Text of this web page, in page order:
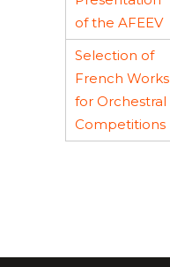
of the AFEEV
Selection of
French Works
for Orchestral
Competitions